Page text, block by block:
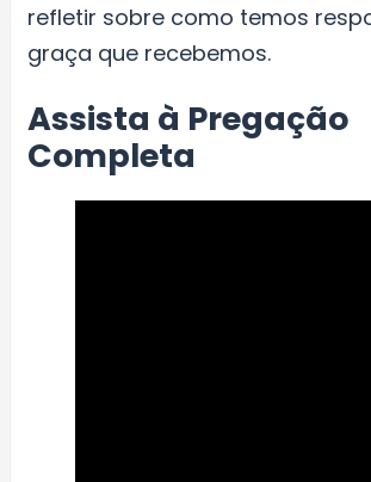
refletir sobre como temos
graça que recebemos.
Assista à Pregação
Completa